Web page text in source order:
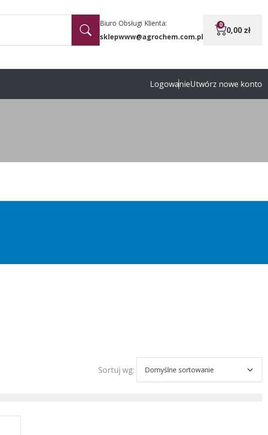
Biuro Obsługi Klienta:
sklepwww@agrochem.com.pl
0
0,00 zł
LogowanieUtwórz nowe konto
Sortuj wg: